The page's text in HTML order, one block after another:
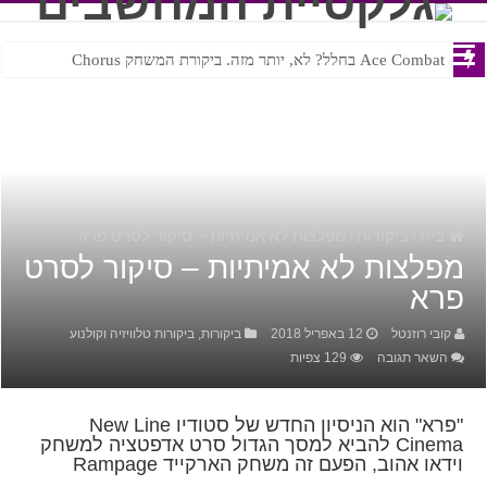
Ace Combat בחלל? לא, יותר מזה. ביקורת המשחק Chorus
Steven Universe והשירים שתורגמו בצורה נוראית לעברית
מפלצות לא אמיתיות – סיקור לסרט
פרא
קובי רוזנטל 12 באפריל 2018 ביקורות,ביקורות טלוויזיה וקולנוע
השאר תגובה
129 צפיות
"פרא" הוא הניסיון החדש של סטודיו New Line
Cinema להביא למסך הגדול סרט אדפטציה למשחק
וידאו אהוב, הפעם זה משחק הארקייד Rampage